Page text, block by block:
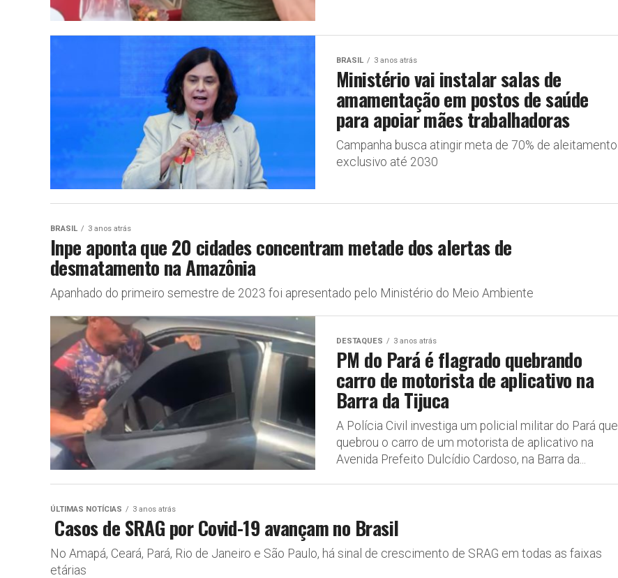
BRASIL 3 anos atrás
Ministério vai instalar salas de
amamentação em postos de saúde
para apoiar mães trabalhadoras
Campanha busca atingir meta de 70% de aleitamento
exclusivo até 2030
BRASIL 3 anos atrás
Inpe aponta que 20 cidades concentram metade dos alertas de
desmatamento na Amazônia
Apanhado do primeiro semestre de 2023 foi apresentado pelo Ministério do Meio Ambiente
DESTAQUES 3 anos atrás
PM do Pará é flagrado quebrando
carro de motorista de aplicativo na
Barra da Tijuca
A Polícia Civil investiga um policial militar do Pará que
quebrou o carro de um motorista de aplicativo na
Avenida Prefeito Dulcídio Cardoso, na Barra da...
ÚLTIMAS NOTÍCIAS 3 anos atrás
Casos de SRAG por Covid-19 avançam no Brasil
No Amapá, Ceará, Pará, Rio de Janeiro e São Paulo, há sinal de crescimento de SRAG em todas as faixas
etárias